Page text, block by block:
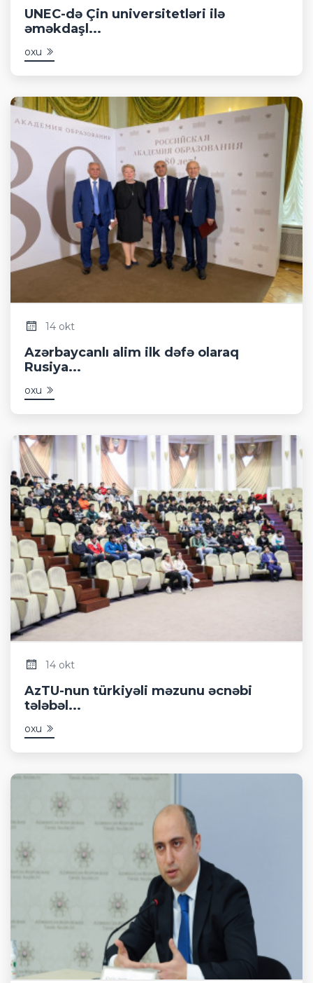
UNEC-də Çin universitetləri ilə
əməkdaşl...
oxu
14 okt
Azərbaycanlı alim ilk dəfə olaraq
Rusiya...
oxu
14 okt
AzTU-nun türkiyəli məzunu əcnəbi
tələbəl...
oxu